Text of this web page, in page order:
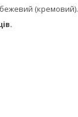
бежевий (кремовий).